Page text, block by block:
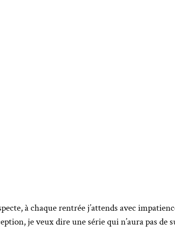
à chaque rentrée j’attends avec
je veux dire une série qui n’aura pas de